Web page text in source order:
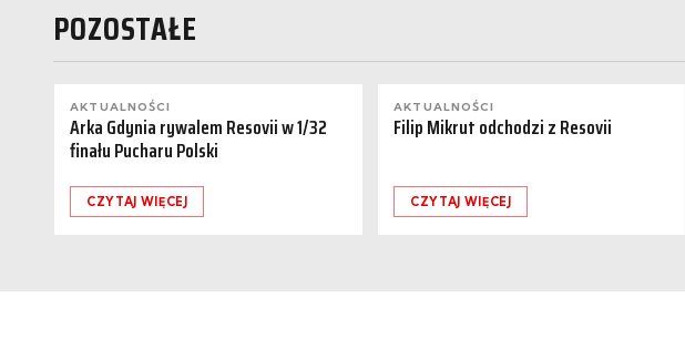
POZOSTAŁE
AKTUALNOŚCI
Arka Gdynia rywalem Resovii w 1/32
finału Pucharu Polski
CZYTAJ WIĘCEJ
AKTUALNOŚCI
Filip Mikrut odchodzi z Resovii
CZYTAJ WIĘCEJ